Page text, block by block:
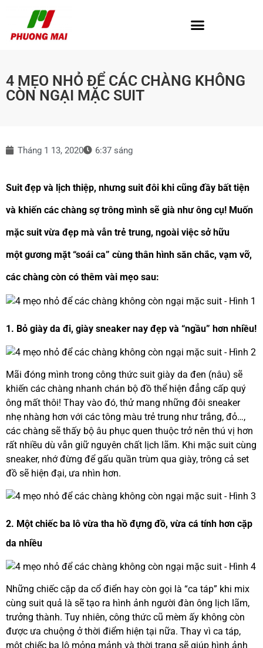
4 MẸO NHỎ ĐỂ CÁC CHÀNG KHÔNG
CÒN NGẠI MẶC SUIT
Tháng 1 13, 2020 6:37 sáng
Suit đẹp và lịch thiệp, nhưng suit đôi khi cũng đầy bất tiện
và khiến các chàng sợ trông mình sẽ già như ông cụ! Muốn
mặc suit vừa đẹp mà vẫn trẻ trung, ngoài việc sở hữu
một gương mặt “soái ca” cùng thân hình săn chắc, vạm vỡ,
các chàng còn có thêm vài mẹo sau:
1. Bỏ giày da đi, giày sneaker nay đẹp và “ngầu” hơn nhiều!
Mãi đóng mình trong công thức suit giày da đen (nâu) sẽ
khiến các chàng nhanh chán bộ đồ thể hiện đẳng cấp quý
ông mất thôi! Thay vào đó, thử mang những đôi sneaker
nhẹ nhàng hơn với các tông màu trẻ trung như trắng, đỏ…,
các chàng sẽ thấy bộ âu phục quen thuộc trở nên thú vị hơn
rất nhiều dù vẫn giữ nguyên chất lịch lãm. Khi mặc suit cùng
sneaker, nhớ đừng để gấu quần trùm qua giày, trông cả set
đồ sẽ hiện đại, ưa nhìn hơn.
2. Một chiếc ba lô vừa tha hồ đựng đồ, vừa cá tính hơn cặp
da nhiều
Những chiếc cặp da cổ điển hay còn gọi là “ca táp” khi mix
cùng suit quả là sẽ tạo ra hình ảnh người đàn ông lịch lãm,
trưởng thành. Tuy nhiên, công thức cũ mèm ấy không còn
được ưa chuộng ở thời điểm hiện tại nữa. Thay vì ca táp,
một chiếc ba lô mỏng mảnh và thời trang sẽ giúp hình ảnh